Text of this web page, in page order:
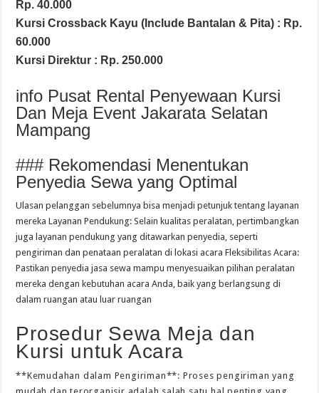
Rp. 40.000
Kursi Crossback Kayu (Include Bantalan & Pita) : Rp.
60.000
Kursi Direktur : Rp. 250.000
info Pusat Rental Penyewaan Kursi
Dan Meja Event Jakarata Selatan
Mampang
### Rekomendasi Menentukan
Penyedia Sewa yang Optimal
Ulasan pelanggan sebelumnya bisa menjadi petunjuk tentang layanan
mereka Layanan Pendukung: Selain kualitas peralatan, pertimbangkan
juga layanan pendukung yang ditawarkan penyedia, seperti
pengiriman dan penataan peralatan di lokasi acara Fleksibilitas Acara:
Pastikan penyedia jasa sewa mampu menyesuaikan pilihan peralatan
mereka dengan kebutuhan acara Anda, baik yang berlangsung di
dalam ruangan atau luar ruangan
Prosedur Sewa Meja dan
Kursi untuk Acara
**Kemudahan dalam Pengiriman**: Proses pengiriman yang
mudah dan terorganisir adalah salah satu hal penting yang